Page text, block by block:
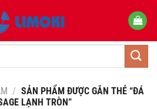
/ SẢN PHẨM ĐƯỢC GẮN THẺ “ĐÁ
LẠNH TRÒN”